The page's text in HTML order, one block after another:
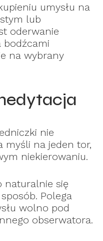
umysłu na
lub
oderwanie
bodźcami
na wybrany
nie
myśli na jeden tor,
niekierowaniu.
naturalnie się
Polega
wolno pod
obserwatora.